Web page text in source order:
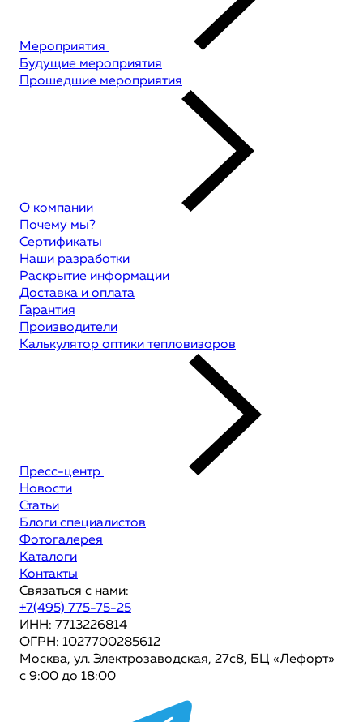
Мероприятия
Будущие мероприятия
Прошедшие мероприятия
О компании
Почему мы?
Сертификаты
Наши разработки
Раскрытие информации
Доставка и оплата
Гарантия
Производители
Калькулятор оптики тепловизоров
Пресс-центр
Новости
Статьи
Блоги специалистов
Фотогалерея
Каталоги
Контакты
Связаться с нами:
+7(495) 775-75-25
ИНН: 7713226814
ОГРН: 1027700285612
Москва, ул. Электрозаводская, 27с8, БЦ «Лефорт»
с 9:00 до 18:00